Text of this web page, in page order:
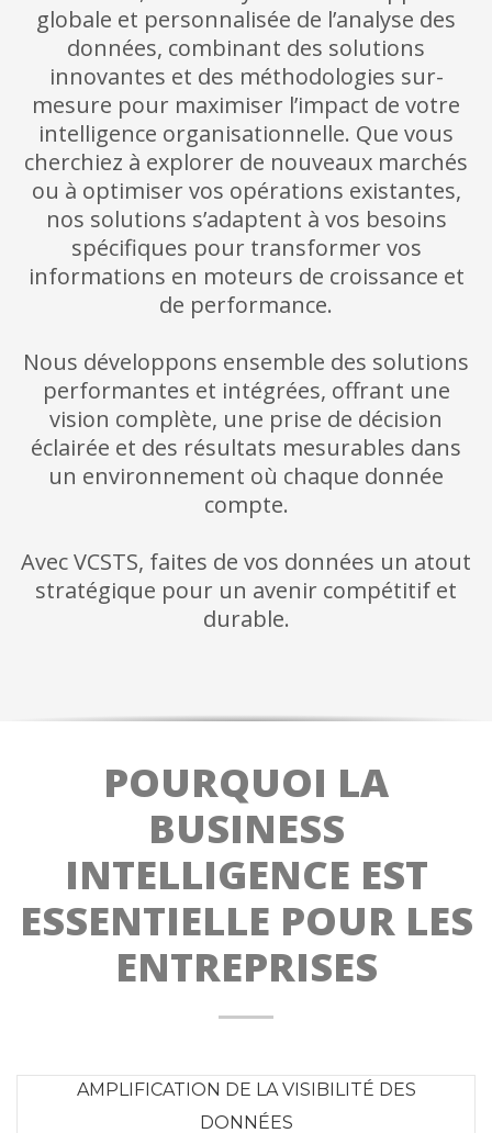
globale et personnalisée de l’analyse des
données, combinant des solutions
innovantes et des méthodologies sur-
mesure pour maximiser l’impact de votre
intelligence organisationnelle. Que vous
cherchiez à explorer de nouveaux marchés
ou à optimiser vos opérations existantes,
nos solutions s’adaptent à vos besoins
spécifiques pour transformer vos
informations en moteurs de croissance et
de performance.
Nous développons ensemble des solutions
performantes et intégrées, offrant une
vision complète, une prise de décision
éclairée et des résultats mesurables dans
un environnement où chaque donnée
compte.
Avec VCSTS, faites de vos données un atout
stratégique pour un avenir compétitif et
durable.
POURQUOI LA
BUSINESS
INTELLIGENCE EST
ESSENTIELLE POUR LES
ENTREPRISES
AMPLIFICATION DE LA VISIBILITÉ DES
DONNÉES